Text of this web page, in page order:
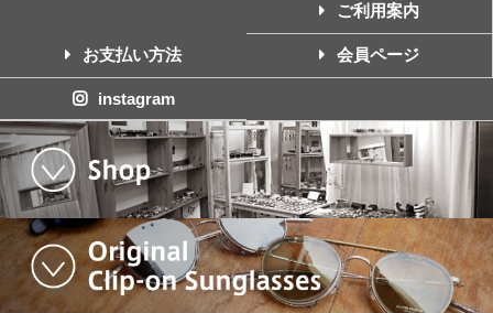
ご利用案内
お支払い方法 会員ページ
instagram